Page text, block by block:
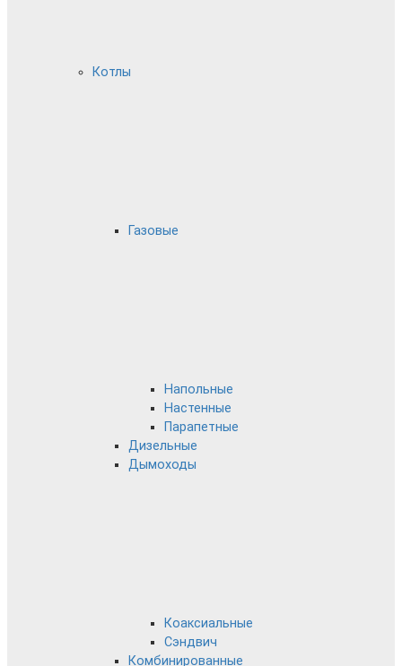
Котлы
Газовые
Напольные
Настенные
Парапетные
Дизельные
Дымоходы
Коаксиальные
Сэндвич
Комбинированные